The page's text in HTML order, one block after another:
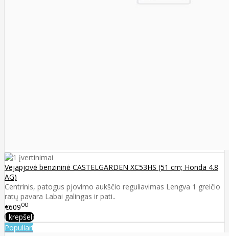
Vejapjovė benzininė CASTELGARDEN XC53HS (51 cm; Honda 4.8
AG)
Centrinis, patogus pjovimo aukščio reguliavimas Lengva 1 greičio
ratų pavara Labai galingas ir pati..
€60900
Į krepšelį
Populiari